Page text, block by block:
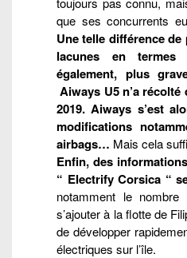
que ses concurrents
Une telle différence
lacunes en termes
également, plus
Aiways U5 n’a
2019. Aiways s’est
modifications
airbags… Mais cela
Enfin, des
“ Electrify Corsica “
notamment le
s’ajouter à la flotte de
de développer
électriques sur l’île.